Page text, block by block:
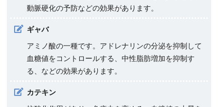
動脈硬化の予防などの効果があります。
ギャバ
アミノ酸の一種です。アドレナリンの分泌を抑制して
血糖値をコントロールする、中性脂肪増加を抑制す
る、などの効果があります。
カテキン